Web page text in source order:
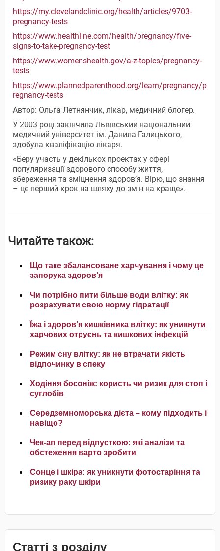
https://my.clevelandclinic.org/health/articles/9703-
pregnancy-tests
https://www.healthline.com/health/pregnancy/five-
signs-to-take-pregnancy-test
https://www.womenshealth.gov/a-z-topics/pregnancy-
tests
https://www.plannedparenthood.org/learn/pregnancy/p
regnancy-tests
Автор: Ольга Летнянчик, лікар, медичний блогер.
У 2003 році закінчила Львівський національний
медичний університет ім. Данила Галицького,
здобула кваліфікацію лікаря.
«Беру участь у декількох проектах у сфері
популяризації здорового способу життя,
збереження та зміцнення здоров’я. Вірю, що знання
– це перший крок на шляху до змін на краще».
Читайте також:
Що таке збалансоване харчування і чому це
запорука здоров’я
Чи потрібно пити більше води влітку: як
розрахувати свою норму гідратації
Їжа і здоров’я кишківника влітку: як уникнути
харчових отруєнь та кишкових інфекцій
Режим сну влітку: як не втрачати якість
відпочинку в спеку
Ходіння босоніж: користь чи ризик для стоп і
суглобів
Середземноморська дієта – кому підходить і
навіщо?
Чек-ап перед відпусткою: які аналізи та
обстеження варто зробити
Сонце і шкіра: як уникнути фотостаріння та
ризику раку шкіри
Статті з розділу